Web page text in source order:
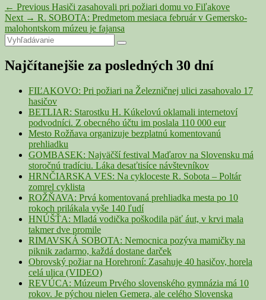
Navigácia
v
článku
← Previous Previous
post:
Hasiči zasahovali pri požiari domu vo Fiľakove
Next → Next
post:
R. SOBOTA: Predmetom mesiaca február v Gemersko-
malohontskom múzeu je fajansa
Primary
Sidebar
Widget
Area
Search
for:
Search
Najčítanejšie za posledných 30 dní
FIĽAKOVO: Pri požiari na Železničnej ulici zasahovalo 17
hasičov
BETLIAR: Starostku H. Kúkelovú oklamali internetoví
podvodníci. Z obecného účtu im poslala 110 000 eur
Mesto Rožňava organizuje bezplatnú komentovanú
prehliadku
GOMBASEK: Najväčší festival Maďarov na Slovensku má
storočnú tradíciu. Láka desaťtisíce návštevníkov
HRNČIARSKA VES: Na cykloceste R. Sobota – Poltár
zomrel cyklista
ROŽŇAVA: Prvá komentovaná prehliadka mesta po 10
rokoch prilákala vyše 140 ľudí
HNÚŠŤA: Mladá vodička poškodila päť áut, v krvi mala
takmer dve promile
RIMAVSKÁ SOBOTA: Nemocnica pozýva mamičky na
piknik zadarmo, každá dostane darček
Obrovský požiar na Horehroní: Zasahuje 40 hasičov, horela
celá ulica (VIDEO)
REVÚCA: Múzeum Prvého slovenského gymnázia má 10
rokov. Je pýchou nielen Gemera, ale celého Slovenska